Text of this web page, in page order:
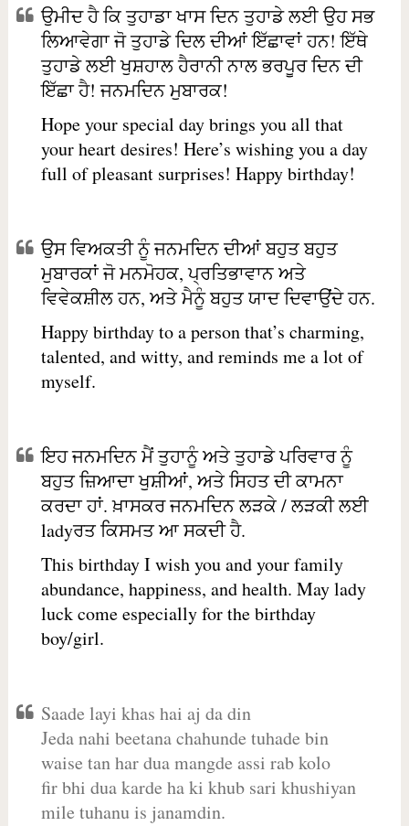
ਉਮੀਦ ਹੈ ਕਿ ਤੁਹਾਡਾ ਖਾਸ ਦਿਨ ਤੁਹਾਡੇ ਲਈ ਉਹ ਸਭ
ਲਿਆਵੇਗਾ ਜੋ ਤੁਹਾਡੇ ਦਿਲ ਦੀਆਂ ਇੱਛਾਵਾਂ ਹਨ! ਇੱਥੇ
ਤੁਹਾਡੇ ਲਈ ਖੁਸ਼ਹਾਲ ਹੈਰਾਨੀ ਨਾਲ ਭਰਪੂਰ ਦਿਨ ਦੀ
ਇੱਛਾ ਹੈ! ਜਨਮਦਿਨ ਮੁਬਾਰਕ!
Hope your special day brings you all that
your heart desires! Here’s wishing you a day
full of pleasant surprises! Happy birthday!
ਉਸ ਵਿਅਕਤੀ ਨੂੰ ਜਨਮਦਿਨ ਦੀਆਂ ਬਹੁਤ ਬਹੁਤ
ਮੁਬਾਰਕਾਂ ਜੋ ਮਨਮੋਹਕ, ਪ੍ਰਤਿਭਾਵਾਨ ਅਤੇ
ਵਿਵੇਕਸ਼ੀਲ ਹਨ, ਅਤੇ ਮੈਨੂੰ ਬਹੁਤ ਯਾਦ ਦਿਵਾਉਂਦੇ ਹਨ.
Happy birthday to a person that’s charming,
talented, and witty, and reminds me a lot of
myself.
ਇਹ ਜਨਮਦਿਨ ਮੈਂ ਤੁਹਾਨੂੰ ਅਤੇ ਤੁਹਾਡੇ ਪਰਿਵਾਰ ਨੂੰ
ਬਹੁਤ ਜ਼ਿਆਦਾ ਖੁਸ਼ੀਆਂ, ਅਤੇ ਸਿਹਤ ਦੀ ਕਾਮਨਾ
ਕਰਦਾ ਹਾਂ. ਖ਼ਾਸਕਰ ਜਨਮਦਿਨ ਲੜਕੇ / ਲੜਕੀ ਲਈ
ladyਰਤ ਕਿਸਮਤ ਆ ਸਕਦੀ ਹੈ.
This birthday I wish you and your family
abundance, happiness, and health. May lady
luck come especially for the birthday
boy/girl.
Saade layi khas hai aj da din
Jeda nahi beetana chahunde tuhade bin
waise tan har dua mangde assi rab kolo
fir bhi dua karde ha ki khub sari khushiyan
mile tuhanu is janamdin.